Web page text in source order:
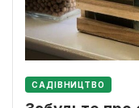
САДІВНИЦТВО